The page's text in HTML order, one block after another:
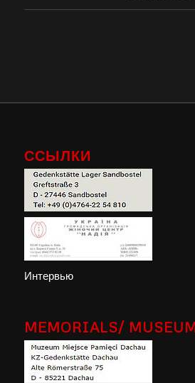
ССЫЛКИ
Интервью
MEMORIALS/